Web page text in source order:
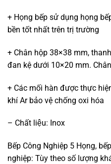
+ Họng bếp sử dụng họng
bền tốt nhất trên trị trường
+ Chân hộp 38×38 mm,
đan kệ dưới 10×20 mm.
+ Các mối hàn được thực
khí Ar bảo vệ chống oxi hóa
– Chất liệu: Inox
Bếp Công Nghiệp 5 Họng,
nghiệp: Tùy theo số lượng